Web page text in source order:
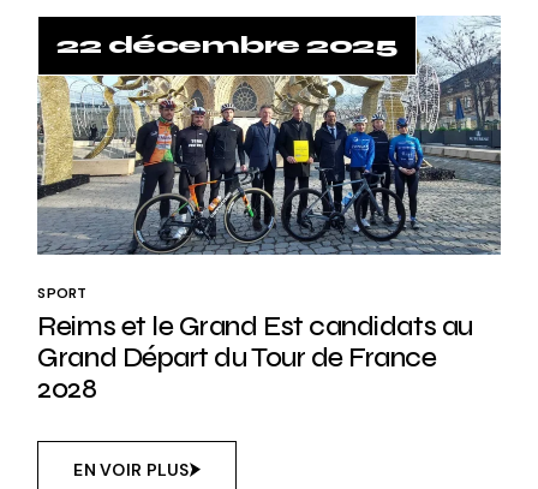
22 décembre 2025
SPORT
Reims et le Grand Est candidats au
Grand Départ du Tour de France
2028
EN VOIR PLUS